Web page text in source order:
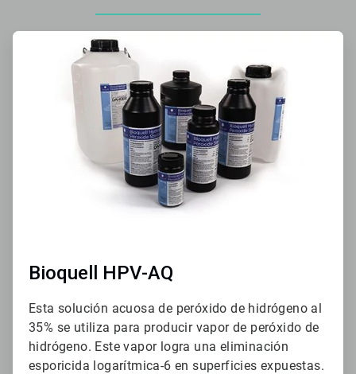
ArticleTile
Bioquell HPV-AQ
Esta solución acuosa de peróxido de hidrógeno al
35% se utiliza para producir vapor de peróxido de
hidrógeno. Este vapor logra una eliminación
esporicida logarítmica-6 en superficies expuestas.